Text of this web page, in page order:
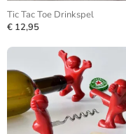
Tic Tac Toe Drinkspel
€ 12,95